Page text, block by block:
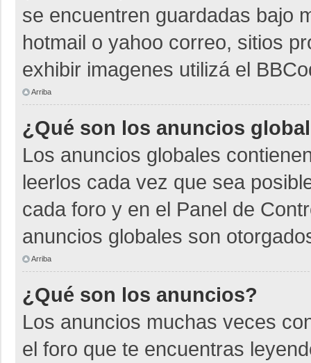
se encuentren guardadas bajo
hotmail o yahoo correo, sitios
exhibir imagenes utilizá el
Arriba
¿Qué son los anuncios
Los anuncios globales
leerlos cada vez que sea
cada foro y en el Panel de
anuncios globales son
Arriba
¿Qué son los anuncios?
Los anuncios muchas veces
el foro que te encuentras